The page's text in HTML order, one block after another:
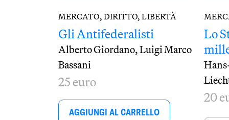
MERCATO, DIRITTO, LIBERTÀ
Gli Antifederalisti
Alberto Giordano,Luigi Marco
Bassani
25 euro
AGGIUNGI AL CARRELLO
Lo
20